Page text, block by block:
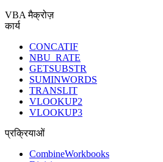
VBA मैक्रोज़
कार्य
CONCATIF
NBU_RATE
GETSUBSTR
SUMINWORDS
TRANSLIT
VLOOKUP2
VLOOKUP3
प्रक्रियाओं
CombineWorkbooks